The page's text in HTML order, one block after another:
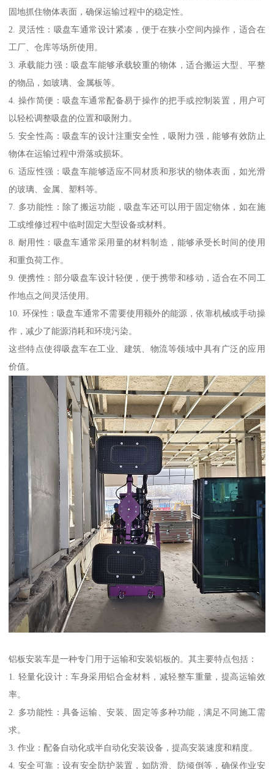
固地抓住物体表面，确保运输过程中的稳定性。
2. 灵活性：吸盘车通常设计紧凑，便于在狭小空间内操作，适合在
工厂、仓库等场所使用。
3. 承载能力强：吸盘车能够承载较重的物体，适合搬运大型、平整
的物品，如玻璃、金属板等。
4. 操作简便：吸盘车通常配备易于操作的把手或控制装置，用户可
以轻松调整吸盘的位置和吸附力。
5. 安全性高：吸盘车的设计注重安全性，吸附力强，能够有效防止
物体在运输过程中滑落或损坏。
6. 适应性强：吸盘车能够适应不同材质和形状的物体表面，如光滑
的玻璃、金属、塑料等。
7. 多功能性：除了搬运功能，吸盘车还可以用于固定物体，如在施
工或维修过程中临时固定大型设备或材料。
8. 耐用性：吸盘车通常采用量的材料制造，能够承受长时间的使用
和重负荷工作。
9. 便携性：部分吸盘车设计轻便，便于携带和移动，适合在不同工
作地点之间灵活使用。
10. 环保性：吸盘车通常不需要使用额外的能源，依靠机械或手动操
作，减少了能源消耗和环境污染。
这些特点使得吸盘车在工业、建筑、物流等领域中具有广泛的应用
价值。
铝板安装车是一种专门用于运输和安装铝板的。其主要特点包括：
1. 轻量化设计：车身采用铝合金材料，减轻整车重量，提高运输效
率。
2. 多功能性：具备运输、安装、固定等多种功能，满足不同施工需
求。
3. 作业：配备自动化或半自动化安装设备，提高安装速度和精度。
4. 安全可靠：设有安全防护装置，如防滑、防倾倒等，确保作业安